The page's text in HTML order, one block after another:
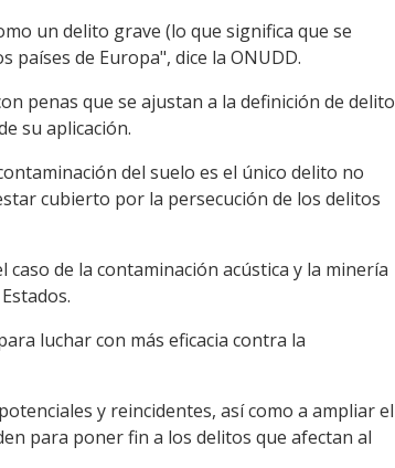
un delito grave (lo que significa que se
países de Europa", dice la ONUDD.
penas que se ajustan a la definición de delito
su aplicación.
del suelo es el único delito no
cubierto por la persecución de los delitos
de la contaminación acústica y la minería
luchar con más eficacia contra la
y reincidentes, así como a ampliar el
para poner fin a los delitos que afectan al